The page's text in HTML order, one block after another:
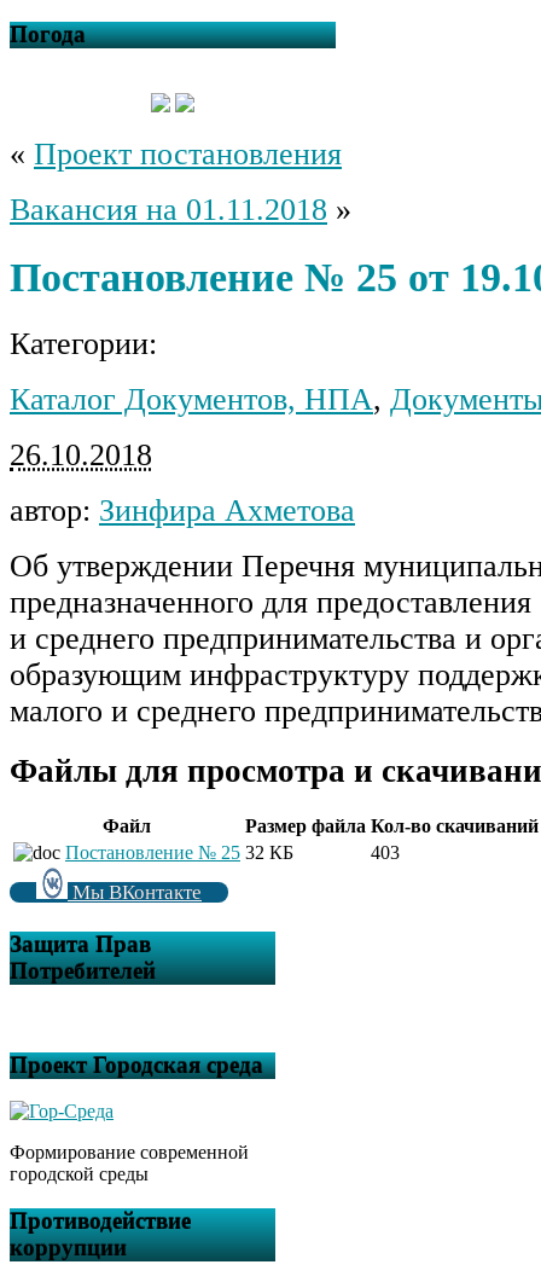
Погода
« Проект постановления
Вакансия на 01.11.2018 »
Постановление № 25 от
Категории:
Каталог Документов, НПА,
26.10.2018
автор: Зинфира Ахметова
Об утверждении Перечня
предназначенного для
и среднего предпринимательства и
образующим инфраструктуру
малого и среднего
Файлы для просмотра и
Файл Размер файла Кол-во скачиваний
Постановление № 25 32 КБ 403
Мы ВКонтакте
Защита Прав
Потребителей
Проект Городская среда
Формирование современной
городской среды
Противодействие
коррупции